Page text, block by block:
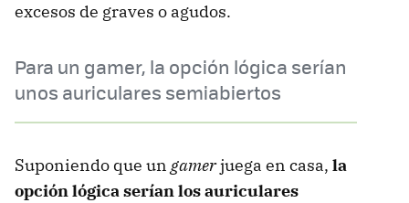
excesos de graves o agudos.
Para un gamer, la opción lógica serían
unos auriculares semiabiertos
Suponiendo que un gamerjuega en casa, la
opción lógica serían los auriculares